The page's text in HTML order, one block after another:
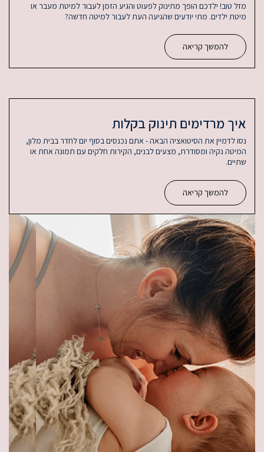
מזל טוב! ילדכם הופך מתינוק לפעוט והגיע הזמן לעבור למיטת מעבר או
מיטת ילדים. מתי יודעים שהגיעה העת לעבור למיטה חדשה?
להמשך קריאה
איך מרדימים תינוק בקלות
נסו לדמיין את הסיטואציה הבאה - אתם נכנסים בסוף יום לחדר בבית מלון,
המיטה נקיה ומסודרת, מצעים לבנים, הקירות חלקים עם תמונה אחת או
שתיים.
להמשך קריאה